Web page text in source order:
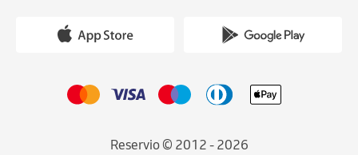
Reservio © 2012 - 2026